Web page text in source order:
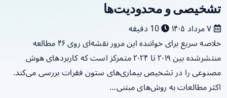
تشخیصی و محدودیت‌ها
10 دقیقه
خلاصه سریع برای خواننده این مرور نقشه‌ای روی ۴۶ مطالعه
منتشرشده بین ۲۰۱۹ تا ۲۰۲۴ متمرکز است که کاربردهای هوش
مصنوعی را در تشخیص بیماری‌های ستون فقرات بررسی می‌کند.
اکثر مطالعات به روش‌های مبتنی…